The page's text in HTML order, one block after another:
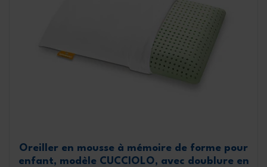
Oreiller en mousse à mémoire de forme pour
enfant, modèle CUCCIOLO, avec doublure en